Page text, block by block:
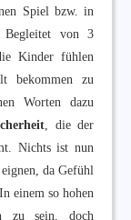
Spiel bzw. in
Begleitet von 3
Kinder fühlen
bekommen zu
Worten dazu
, die der
Nichts ist nun
da Gefühl
einem so hohen
zu sein, doch